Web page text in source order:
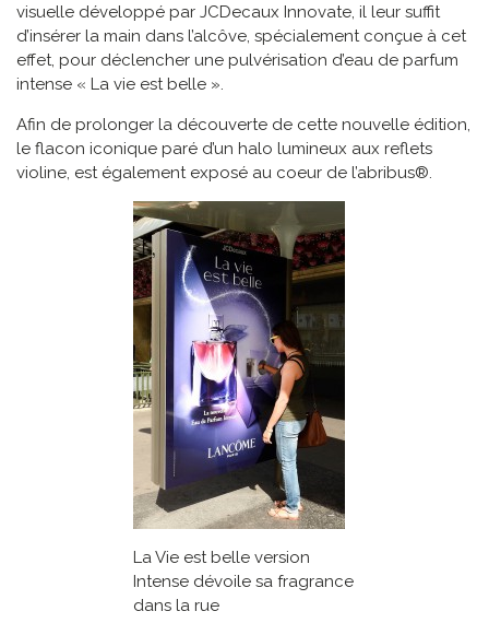
visuelle développé par JCDecaux Innovate, il leur suffit
d’insérer la main dans l’alcôve, spécialement conçue à cet
effet, pour déclencher une pulvérisation d’eau de parfum
intense « La vie est belle ».
Afin de prolonger la découverte de cette nouvelle édition,
le flacon iconique paré d’un halo lumineux aux reflets
violine, est également exposé au coeur de l’abribus®.
La Vie est belle version
Intense dévoile sa fragrance
dans la rue